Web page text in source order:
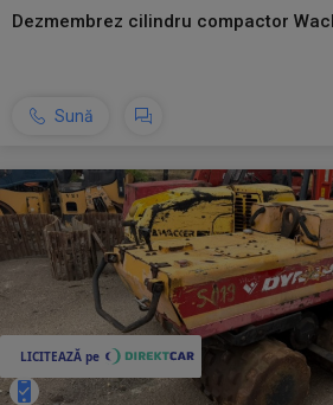
Dezmembrez cilindru compactor
Sună